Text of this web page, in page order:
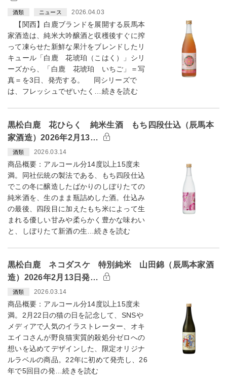
酒類 ニュース 2026.04.03
【関西】白鹿ブランドを展開する辰馬本
家酒造は、純米大吟醸酒と収穫後すぐに搾
って凍らせた新鮮な果汁をブレンドしたリ
キュール「白鹿 花琥珀（こはく）」シリ
ーズから、「白鹿 花琥珀 いちご」＝写
真＝を3日、発売する。 同シリーズで
は、フレッシュでぜいたく…続きを読む
黒松白鹿 花ひらく 純米生酒 もち四段仕込（辰馬本
家酒造）2026年2月13…
酒類 2026.03.14
商品概要：アルコール分14度以上15度未
満。同社伝統の製法である、もち四段仕込
でこの冬に醸造したばかりのしぼりたての
純米酒を、生のまま瓶詰めした酒。仕込み
の最後、四段目に加えたもち米によって生
まれる優しい甘みや柔らかく豊かな味わい
と、しぼりたて新酒の生…続きを読む
黒松白鹿 ネコダスケ 特別純米 山田錦（辰馬本家酒
造）2026年2月13日発…
酒類 2026.03.14
商品概要：アルコール分14度以上15度未
満。2月22日の猫の日を記念して、SNSや
メディアで人気のイラストレーター、オキ
エイコさんが野良猫実質的殺処分ゼロへの
想いを込めてデザインした、限定オリジナ
ルラベルの商品。22年に初めて発売し、26
年で5回目の発…続きを読む